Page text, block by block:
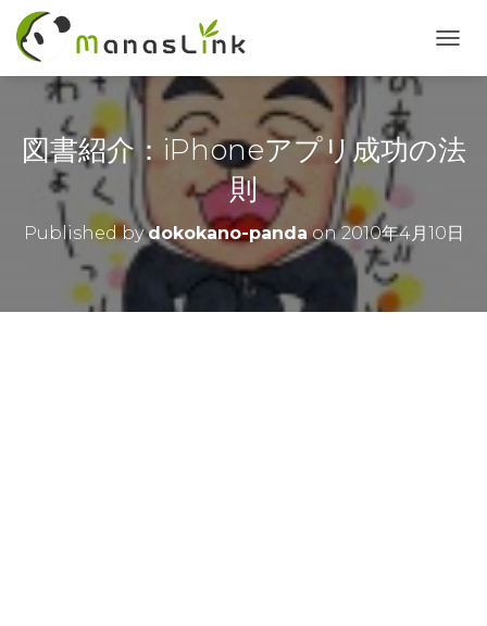
O
E
I
図書紹介：iPhoneアプリ成功の法
則
Published bydokokano-pandaon2010年4月10日